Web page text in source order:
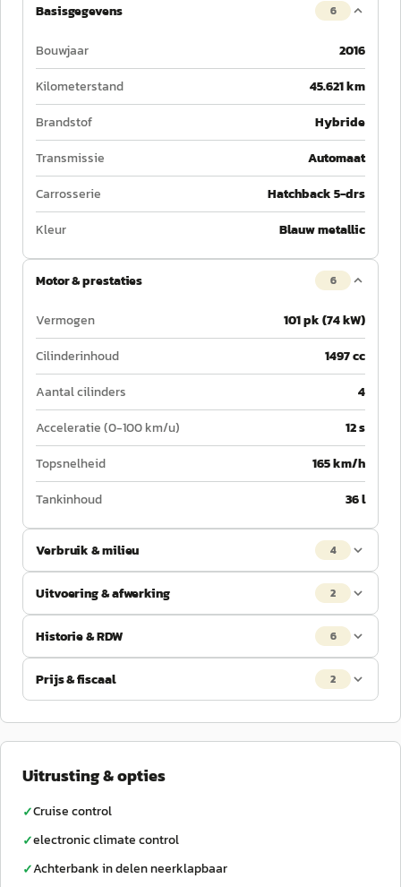
Basisgegevens 6
Bouwjaar
2016
Kilometerstand
45.621 km
Brandstof
Hybride
Transmissie
Automaat
Carrosserie
Hatchback 5-drs
Kleur
Blauw metallic
Motor & prestaties 6
Vermogen
101 pk (74 kW)
Cilinderinhoud
1497 cc
Aantal cilinders
4
Acceleratie (0-100 km/u)
12 s
Topsnelheid
165 km/h
Tankinhoud
36 l
Verbruik & milieu 4
Uitvoering & afwerking 2
Historie & RDW 6
Prijs & fiscaal 2
Uitrusting & opties
✓Cruise control
✓electronic climate control
✓Achterbank in delen neerklapbaar